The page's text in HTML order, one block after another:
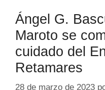
Ángel G.
Maroto se
cuidado del
Retamares
28 de marzo de 2023